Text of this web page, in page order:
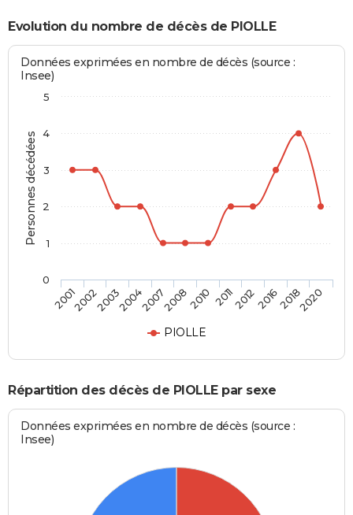
Evolution du nombre de décès de PIOLLE
Personnes décédées
Données exprimées en nombre de décès (source :
Insee)
PIOLLE
2001200220032004200720082010 20112012201620182020
0
1
2
3
4
5
Répartition des décès de PIOLLE par sexe
Données exprimées en nombre de décès (source :
Insee)